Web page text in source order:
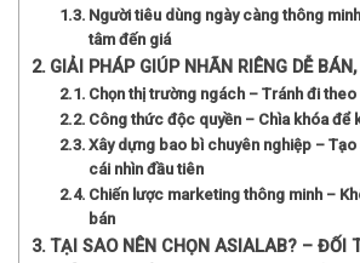
Người tiêu dùng ngày càng thông
tâm đến giá
GIẢI PHÁP GIÚP NHÃN RIÊNG DỄ
Chọn thị trường ngách – Tránh đi theo
Công thức độc quyền – Chìa khóa để
Xây dựng bao bì chuyên nghiệp –
cái nhìn đầu tiên
Chiến lược marketing thông minh –
bán
TẠI SAO NÊN CHỌN ASIALAB? – ĐỐI